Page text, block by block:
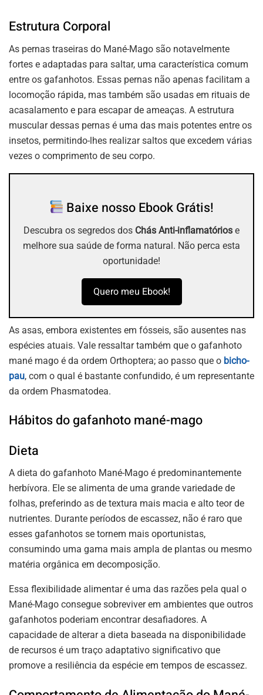
Estrutura Corporal
As pernas traseiras do Mané-Mago são notavelmente
fortes e adaptadas para saltar, uma característica comum
entre os gafanhotos. Essas pernas não apenas facilitam a
locomoção rápida, mas também são usadas em rituais de
acasalamento e para escapar de ameaças. A estrutura
muscular dessas pernas é uma das mais potentes entre os
insetos, permitindo-lhes realizar saltos que excedem várias
vezes o comprimento de seu corpo.
Baixe nosso Ebook Grátis!
Descubra os segredos dos Chás Anti-inflamatórios e
melhore sua saúde de forma natural. Não perca esta
oportunidade!
Quero meu Ebook!
As asas, embora existentes em fósseis, são ausentes nas
espécies atuais. Vale ressaltar também que o gafanhoto
mané mago é da ordem Orthoptera; ao passo que o bicho-
pau, com o qual é bastante confundido, é um representante
da ordem Phasmatodea.
Hábitos do gafanhoto mané-mago
Dieta
A dieta do gafanhoto Mané-Mago é predominantemente
herbívora. Ele se alimenta de uma grande variedade de
folhas, preferindo as de textura mais macia e alto teor de
nutrientes. Durante períodos de escassez, não é raro que
esses gafanhotos se tornem mais oportunistas,
consumindo uma gama mais ampla de plantas ou mesmo
matéria orgânica em decomposição.
Essa flexibilidade alimentar é uma das razões pela qual o
Mané-Mago consegue sobreviver em ambientes que outros
gafanhotos poderiam encontrar desafiadores. A
capacidade de alterar a dieta baseada na disponibilidade
de recursos é um traço adaptativo significativo que
promove a resiliência da espécie em tempos de escassez.